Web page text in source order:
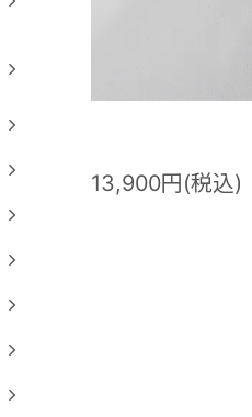
13,900円(税込)